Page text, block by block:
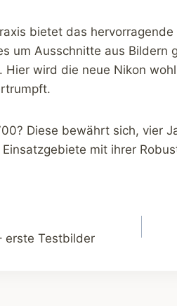
bietet das
um Ausschnitte aus Bildern
Hier wird die neue Nikon
Diese bewährt sich, vier
Einsatzgebiete mit ihrer
erste Testbilder